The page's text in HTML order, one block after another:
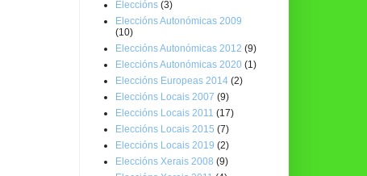
Eleccións (3)
Eleccións Autonómicas 2009
(10)
Eleccións Autonómicas 2012 (9)
Eleccións Autonómicas 2020 (1)
Eleccións Europeas 2014 (2)
Eleccións Locais 2007 (9)
Eleccións Locais 2011 (17)
Eleccións Locais 2015 (7)
Eleccións Locais 2019 (2)
Eleccións Xerais 2008 (9)